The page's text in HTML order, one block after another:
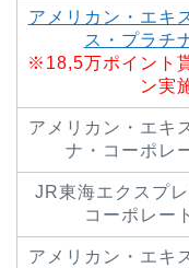
アメリカン・エキ
ス・プラチ
※18,5万ポイント
ン実
アメリカン・エキ
ナ・コーポレ
JR東海エクスプ
コーポレー
アメリカン・エキ